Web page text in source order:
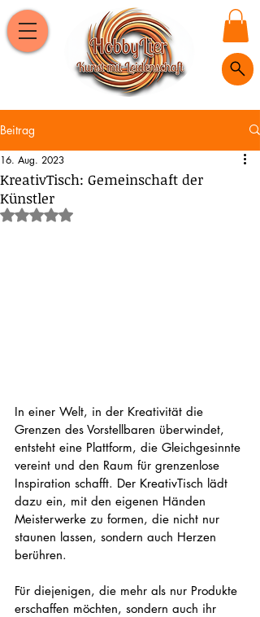
Beitrag
KreativTisch: Gemeinschaft der
Künstler
16. Aug. 2023
Mit NaN von 5 Sternen bewertet.
In einer Welt, in der Kreativität die
Grenzen des Vorstellbaren überwindet,
entsteht eine Plattform, die Gleichgesinnte
vereint und den Raum für grenzenlose
Inspiration schafft. Der KreativTisch lädt
dazu ein, mit den eigenen Händen
Meisterwerke zu formen, die nicht nur
staunen lassen, sondern auch Herzen
berühren.
Für diejenigen, die mehr als nur Produkte
erschaffen möchten, sondern auch ihr